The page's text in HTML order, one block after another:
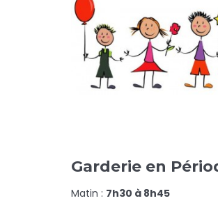
Garderie en
Matin : 7h30 à 8h45